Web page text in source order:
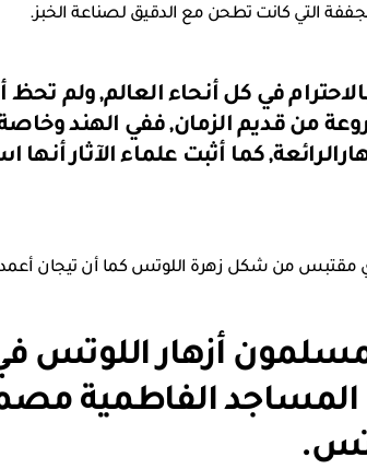
التي كانت تطحن مع الدقيق لصناعة الخبز.
في كل أنحاء العالم, ولم
من قديم الزمان, ففي الهند
كما أثبت علماء الآثار
من شكل زهرة اللوتس كما أن تيجان
أزهار اللوتس
المساجد الفاطمية